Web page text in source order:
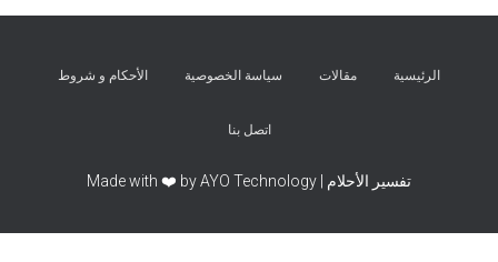
الرئيسية مقالات سياسة الخصوصية الأحكام و شروط
اتصل بنا
تفسير الأحلام | Made with ❤️ by AYO Technology